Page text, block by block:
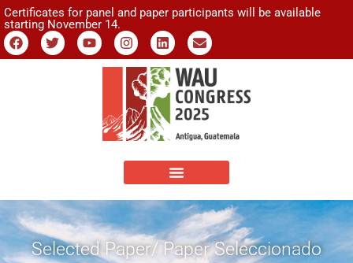
Certificates for panel and paper participants will be available
starting November 14.
Selected Paper/ Paper Seleccionado